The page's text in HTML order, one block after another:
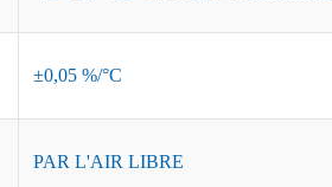
±0,05 %/°C
PAR L'AIR LIBRE